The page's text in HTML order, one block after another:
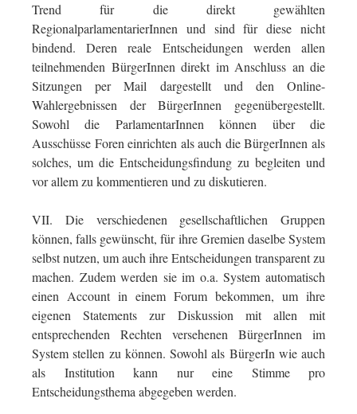
Trend für die direkt gewählten
RegionalparlamentarierInnen und sind für diese nicht
bindend. Deren reale Entscheidungen werden allen
teilnehmenden BürgerInnen direkt im Anschluss an die
Sitzungen per Mail dargestellt und den Online-
Wahlergebnissen der BürgerInnen gegenübergestellt.
Sowohl die ParlamentarInnen können über die
Ausschüsse Foren einrichten als auch die BürgerInnen als
solches, um die Entscheidungsfindung zu begleiten und
vor allem zu kommentieren und zu diskutieren.
VII. Die verschiedenen gesellschaftlichen Gruppen
können, falls gewünscht, für ihre Gremien daselbe System
selbst nutzen, um auch ihre Entscheidungen transparent zu
machen. Zudem werden sie im o.a. System automatisch
einen Account in einem Forum bekommen, um ihre
eigenen Statements zur Diskussion mit allen mit
entsprechenden Rechten versehenen BürgerInnen im
System stellen zu können. Sowohl als BürgerIn wie auch
als Institution kann nur eine Stimme pro
Entscheidungsthema abgegeben werden.